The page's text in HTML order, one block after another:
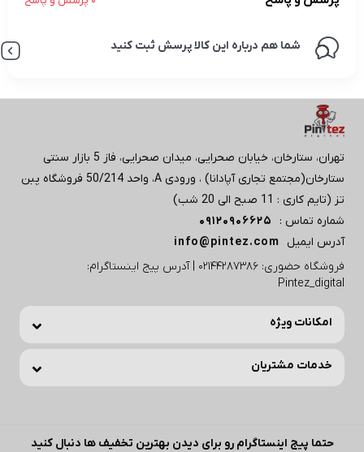
شما هم درباره این کالا پرسش ثبت کنید
تهران، ستارخان، خیابان صحرایی، میدان صحرایی، فاز 5 بازار سنتی
ستارخان(مجتمع تجاری آپادانا) ، ورودی A، واحد 50/214 فروشگاه پبن
تز (تایم کاری : 11 صبح الی 20 شب)
شماره تماس :
09120906625
آدرس ایمیل
info@pintez.com
فروشگاه حضوری: 02144287386 | آدرس پیج اینستاگرام:
Pintez_digital
امکانات ویژه
خدمات مشتریان
حتما پیج اینستاگرام رو برای دیدن بهترین تخفیف ها دنبال کنید